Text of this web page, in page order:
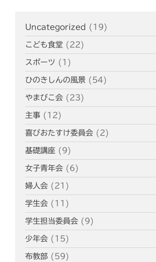
Uncategorized (19)
こども食堂 (22)
スポーツ (1)
ひのきしんの風景 (54)
やまびこ会 (23)
主事 (12)
喜びおたすけ委員会 (2)
基礎講座 (9)
女子青年会 (6)
婦人会 (21)
学生会 (11)
学生担当委員会 (9)
少年会 (15)
布教部 (59)